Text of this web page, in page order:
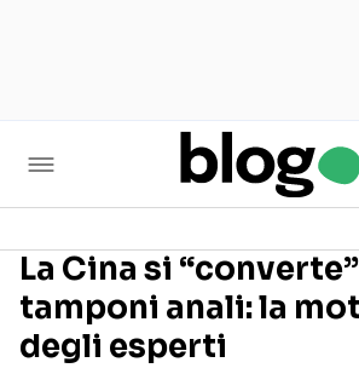
Seguici sui
La Cina si
tamponi anali: la
degli esperti